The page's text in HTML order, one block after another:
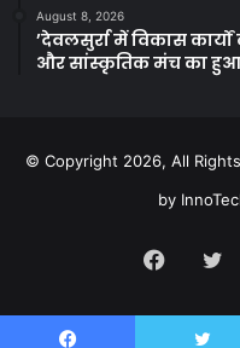
August 8, 2026
’देवलसुर्रा में विकास
और सांस्कृतिक मंच का हुआ
© Copyright 2026, All
by